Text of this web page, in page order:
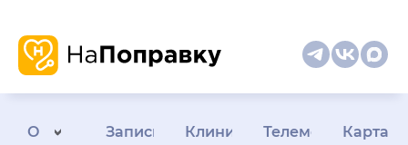
О
Запись
КлиникамТелемедицина
Карта